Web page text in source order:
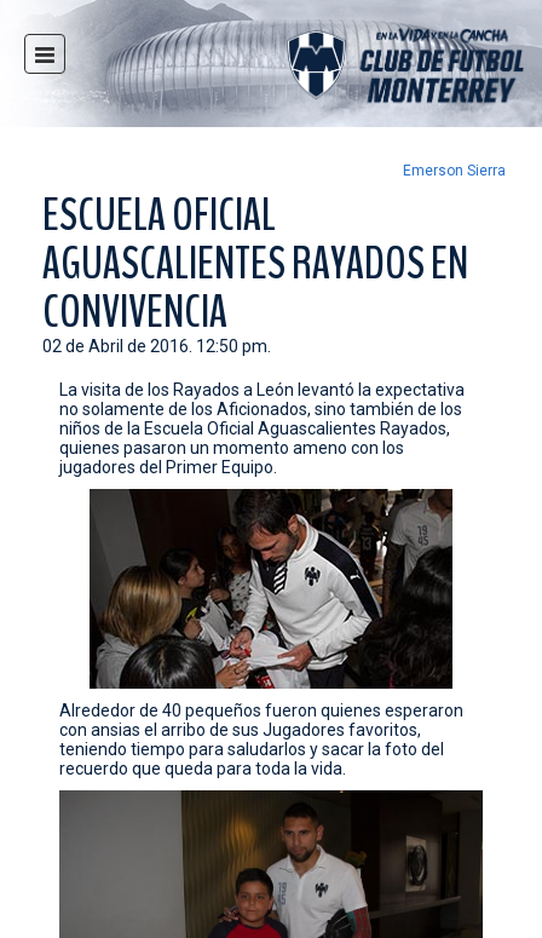
INICIO
NOTICIAS
MULTIMEDIA
RAYADOS
RAYADAS
FUERZAS BÁSICAS
RESPONSABILIDAD SOCIAL
TAQUILLA
TIENDA
ESTADIO
Emerson Sierra
ESCUELA OFICIAL
AGUASCALIENTES RAYADOS EN
CONVIVENCIA
02 de Abril de 2016. 12:50 pm.
La visita de los Rayados a León levantó la expectativa
no solamente de los Aficionados, sino también de los
niños de la Escuela Oficial Aguascalientes Rayados,
quienes pasaron un momento ameno con los
jugadores del Primer Equipo.
Alrededor de 40 pequeños fueron quienes esperaron
con ansias el arribo de sus Jugadores favoritos,
teniendo tiempo para saludarlos y sacar la foto del
recuerdo que queda para toda la vida.